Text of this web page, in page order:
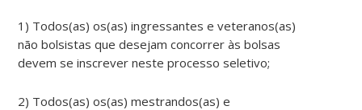
1) Todos(as) os(as) ingressantes e veteranos(as)
não bolsistas que desejam concorrer às bolsas
devem se inscrever neste processo seletivo;
2) Todos(as) os(as) mestrandos(as) e